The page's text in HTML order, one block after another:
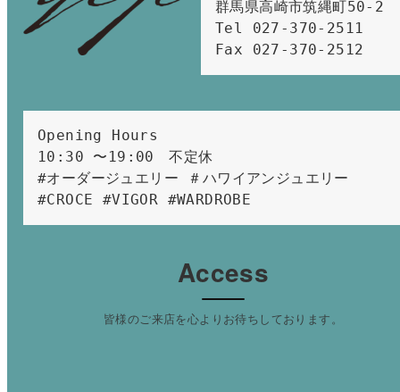
群馬県高崎市筑縄町50-2
Tel 027-370-2511
Fax 027-370-2512
Opening Hours
10:30 〜19:00　不定休
#オーダージュエリー ＃ハワイアンジュエリー
#CROCE #VIGOR #WARDROBE
Access
皆様のご来店を心よりお待ちしております。